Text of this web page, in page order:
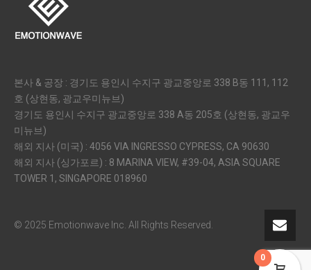
본사 & 공장 : 경기도 용인시 수지구 광교중앙로 338 B동 111, 112
호 (상현동, 광교우미뉴브)
경기도 용인시 수지구 광교중앙로 338 A동 205호 (상현동, 광교우
미뉴브)
해외 지사 (미국) : 4056 VIA INGRESSO CYPRESS, CA 90630
해외 지사 (싱가포르) : 8 MARINA VIEW, #39-04, ASIA SQUARE
TOWER 1, SINGAPORE 018960
© 2025 Emotionwave Inc. All Rights Reserved.
0